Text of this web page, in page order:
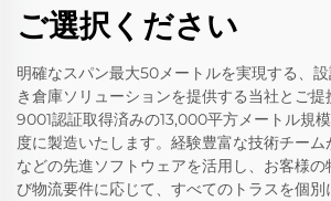
ご選択ください
明確なスパン最大50メートルを実現する、
き倉庫ソリューションを提供する当社とご
9001認証取得済みの13,000平方メートル規
度に製造いたします。経験豊富な技術チー
などの先進ソフトウェアを活用し、お客様の
び物流要件に応じて、すべてのトラスを個別